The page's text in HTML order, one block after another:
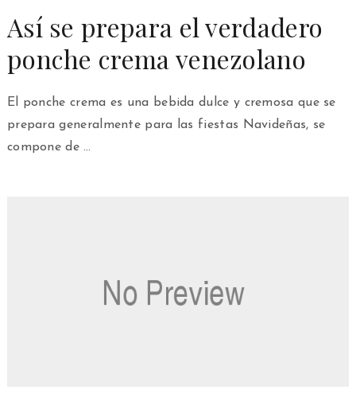
Así se prepara el verdadero
ponche crema venezolano
El ponche crema es una bebida dulce y cremosa que se
prepara generalmente para las fiestas Navideñas, se
compone de …